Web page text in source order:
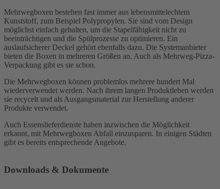
Mehrwegboxen bestehen fast immer aus lebensmittelechtem
Kunststoff, zum Beispiel Polypropylen. Sie sind vom Design
möglichst einfach gehalten, um die Stapelfähigkeit nicht zu
beeinträchtigen und die Spülprozesse zu optimieren. Ein
auslaufsicherer Deckel gehört ebenfalls dazu. Die Systemanbieter
bieten die Boxen in mehreren Größen an. Auch als Mehrweg-Pizza-
Verpackung gibt es sie schon.
Die Mehrwegboxen können problemlos mehrere hundert Mal
wiederverwendet werden. Nach ihrem langen Produktleben werden
sie recycelt und als Ausgangsmaterial zur Herstellung anderer
Produkte verwendet.
Auch Essenslieferdienste haben inzwischen die Möglichkeit
erkannt, mit Mehrwegboxen Abfall einzusparen. In einigen Städten
gibt es bereits entsprechende Angebote.
Downloads & Dokumente